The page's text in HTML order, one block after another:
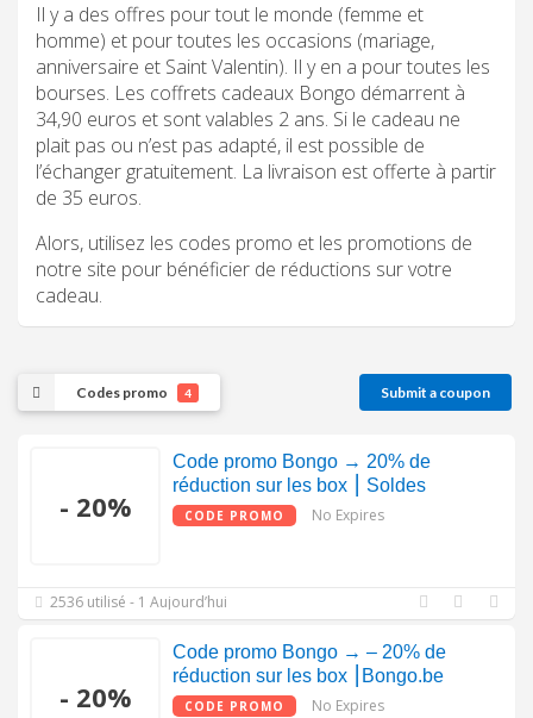
Il y a des offres pour tout le monde (femme et
homme) et pour toutes les occasions (mariage,
anniversaire et Saint Valentin). Il y en a pour toutes les
bourses. Les coffrets cadeaux Bongo démarrent à
34,90 euros et sont valables 2 ans. Si le cadeau ne
plait pas ou n’est pas adapté, il est possible de
l’échanger gratuitement. La livraison est offerte à partir
de 35 euros.
Alors, utilisez les codes promo et les promotions de
notre site pour bénéficier de réductions sur votre
cadeau.
Codes promo 4 Submit a coupon
- 20%
Code promo Bongo → 20% de
réduction sur les box ⎮ Soldes
CODE PROMO No Expires
2536 utilisé - 1 Aujourd’hui
- 20%
Code promo Bongo → – 20% de
réduction sur les box ⎮Bongo.be
CODE PROMO No Expires